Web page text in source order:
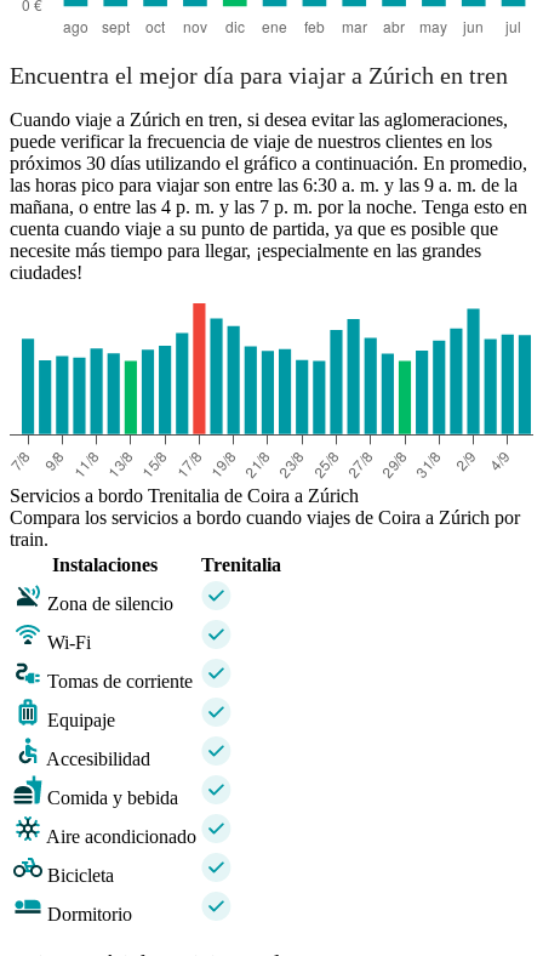
Encuentra el mejor día para viajar a Zúrich en tren
Cuando viaje a Zúrich en tren, si desea evitar las aglomeraciones,
puede verificar la frecuencia de viaje de nuestros clientes en los
próximos 30 días utilizando el gráfico a continuación. En promedio,
las horas pico para viajar son entre las 6:30 a. m. y las 9 a. m. de la
mañana, o entre las 4 p. m. y las 7 p. m. por la noche. Tenga esto en
cuenta cuando viaje a su punto de partida, ya que es posible que
necesite más tiempo para llegar, ¡especialmente en las grandes
ciudades!
Servicios a bordo Trenitalia de Coira a Zúrich
Compara los servicios a bordo cuando viajes de Coira a Zúrich por
train.
Instalaciones
Trenitalia
Zona de silencio
Wi-Fi
Tomas de corriente
Equipaje
Accesibilidad
Comida y bebida
Aire acondicionado
Bicicleta
Dormitorio